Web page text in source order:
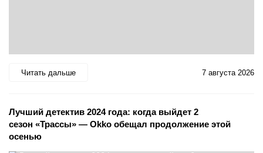
Читать дальше 7 августа 2026
Лучший детектив 2024 года: когда выйдет 2
сезон «Трассы» — Okko обещал продолжение этой
осенью